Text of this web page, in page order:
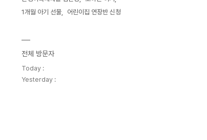
1개월 아기 선물
어린이집 연장반 신청
전체 방문자
Today :
Yesterday :